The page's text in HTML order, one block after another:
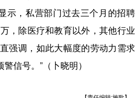
示，私营部门过去三个月的招聘
，除医疗和教育以外，其他行业
强调，如此大幅度的劳动力需求
信号。”（卜晓明）